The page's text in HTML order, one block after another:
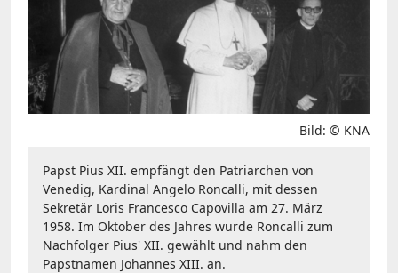
Bild: © KNA
Papst Pius XII. empfängt den Patriarchen von
Venedig, Kardinal Angelo Roncalli, mit dessen
Sekretär Loris Francesco Capovilla am 27. März
1958. Im Oktober des Jahres wurde Roncalli zum
Nachfolger Pius' XII. gewählt und nahm den
Papstnamen Johannes XIII. an.